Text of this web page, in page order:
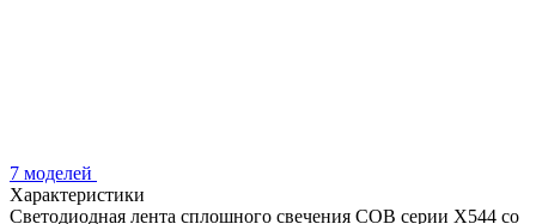
7 моделей
Характеристики
Светодиодная лента сплошного свечения COB серии X544 со